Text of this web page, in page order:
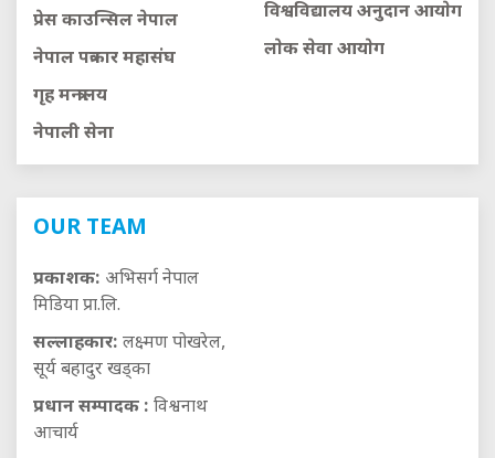
प्रेस काउन्सिल नेपाल
नेपाल पत्रकार महासंघ
गृह मन्त्रालय
नेपाली सेना
विश्वविद्यालय अनुदान आयाेग
लाेक सेवा आयाेग
OUR TEAM
प्रकाशक: अभिसर्ग नेपाल
मिडिया प्रा.लि.
सल्लाहकार: लक्ष्मण पोखरेल,
सूर्य बहादुर खड्का
प्रधान सम्पादक : विश्वनाथ
आचार्य